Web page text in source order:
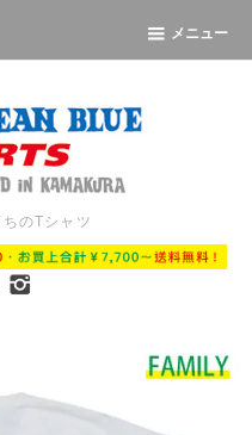
メニュー
のTシャツ